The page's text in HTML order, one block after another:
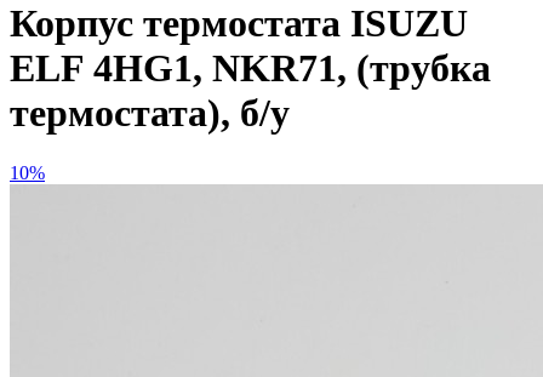
Корпус термостата ISUZU
ELF 4HG1, NKR71, (трубка
термостата), б/у
10%